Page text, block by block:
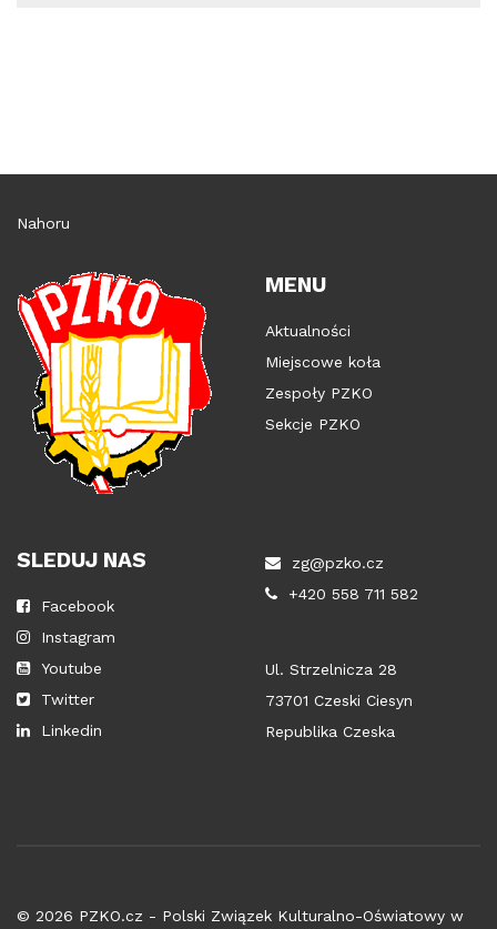
Nahoru
MENU
Aktualności
Miejscowe koła
Zespoły PZKO
Sekcje PZKO
SLEDUJ NAS
Facebook
Instagram
Youtube
Twitter
Linkedin
zg@pzko.cz
+420 558 711 582
Ul. Strzelnicza 28
73701 Czeski Ciesyn
Republika Czeska
© 2026 PZKO.cz - Polski Związek Kulturalno-Oświatowy w